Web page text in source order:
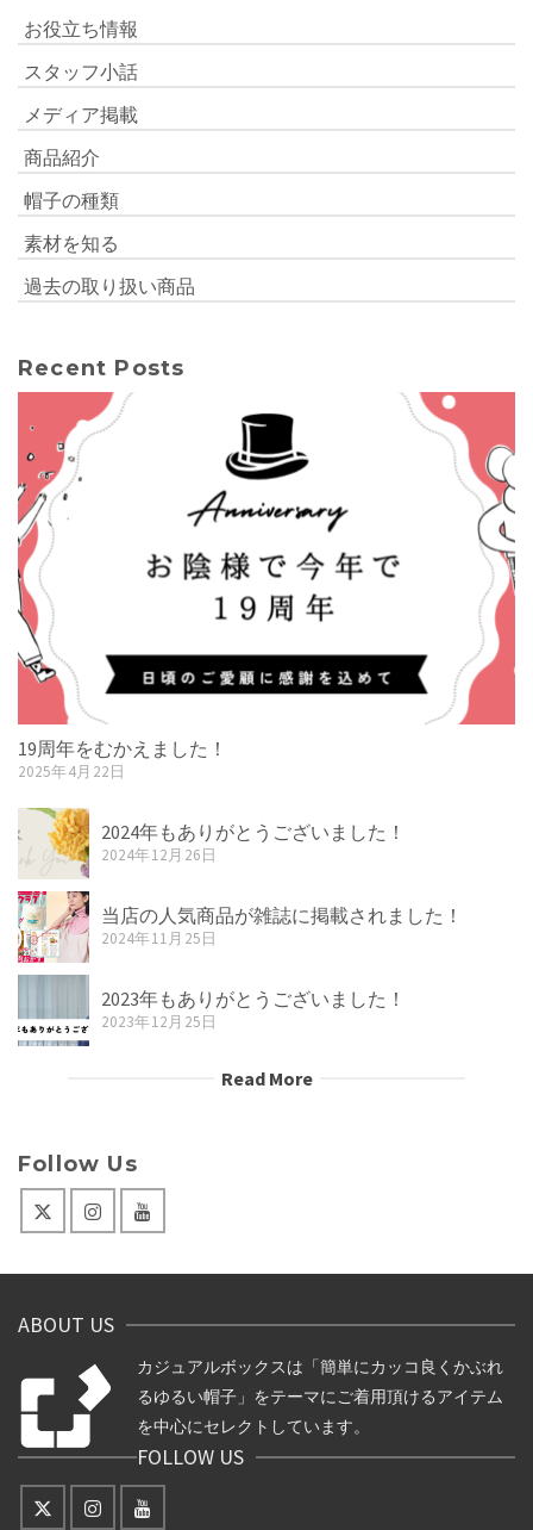
お役立ち情報
スタッフ小話
メディア掲載
商品紹介
帽子の種類
素材を知る
過去の取り扱い商品
Recent Posts
19周年をむかえました！
2025年4月22日
2024年もありがとうございました！
2024年12月26日
当店の人気商品が雑誌に掲載されました！
2024年11月25日
2023年もありがとうございました！
2023年12月25日
Read More
Follow Us
ABOUT US
カジュアルボックスは「簡単にカッコ良くかぶれ
るゆるい帽子」をテーマにご着用頂けるアイテム
を中心にセレクトしています。
FOLLOW US